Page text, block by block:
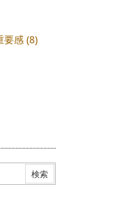
要感(8)